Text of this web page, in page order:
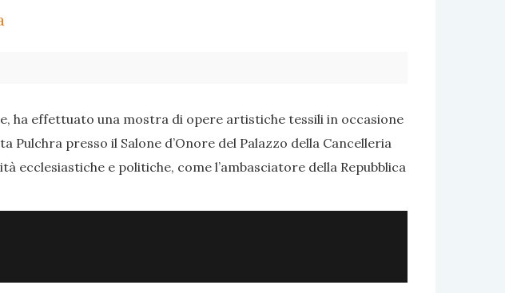
ha effettuato una mostra di opere artistiche tessili in occasione
Pulchra presso il Salone d’Onore del Palazzo della Cancelleria
e politiche, come l’ambasciatore della Repubblica